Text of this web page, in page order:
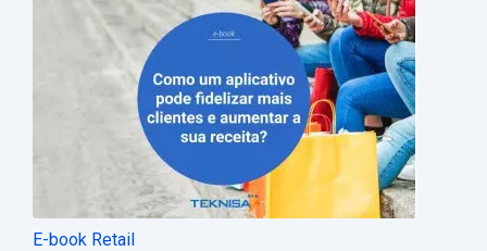
E-book Retail